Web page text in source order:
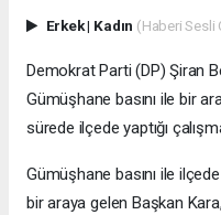
Erkek| Kadın (Haberi Sesli
Demokrat Parti (DP) Şiran
Gümüşhane basını ile bir
sürede ilçede yaptığı
Gümüşhane basını ile
bir araya gelen Başkan